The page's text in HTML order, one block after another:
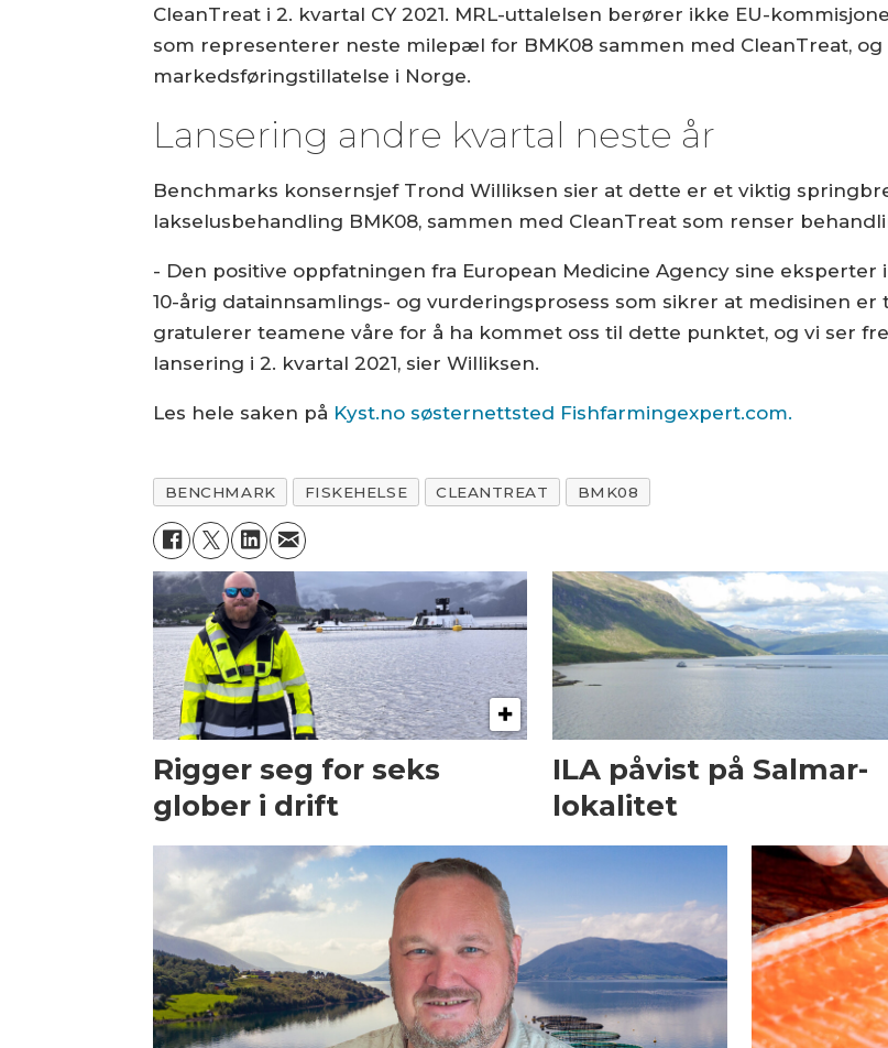
CleanTreat i 2. kvartal CY 2021. MRL-uttalelsen berører ikke EU-
som representerer neste milepæl for BMK08 sammen med CleanTreat,
markedsføringstillatelse i Norge.
Lansering andre kvartal neste år
Benchmarks konsernsjef Trond Williksen sier at dette er et viktig
lakselusbehandling BMK08, sammen med CleanTreat som renser
- Den positive oppfatningen fra European Medicine Agency sine
10-årig datainnsamlings- og vurderingsprosess som sikrer at medisinen
gratulerer teamene våre for å ha kommet oss til dette punktet, og vi ser
lansering i 2. kvartal 2021, sier Williksen.
Les hele saken på Kyst.no søsternettsted Fishfarmingexpert.com.
BENCHMARK FISKEHELSE CLEANTREAT BMK08
Rigger seg for seks
glober i drift
ILA påvist på Salmar-
lokalitet